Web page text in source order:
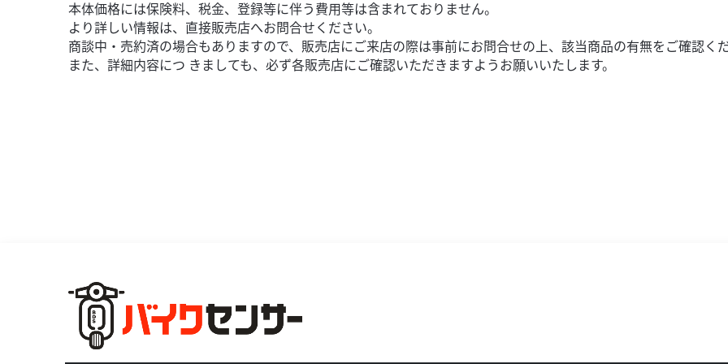
本体価格:9,900円（税込）
CB1100専用ステー付属。工夫次第で他車流用も可能です
本体価格には保険料、税金、登録等に伴う費用等は含まれておりません。
より詳しい情報は、直接販売店へお問合せください。
商談中・売約済の場合もありますので、販売店にご来店の際は事前にお問合せの上、該当商品の有無をご確認く
また、詳細内容につ きましても、必ず各販売店にご確認いただきますようお願いいたします。